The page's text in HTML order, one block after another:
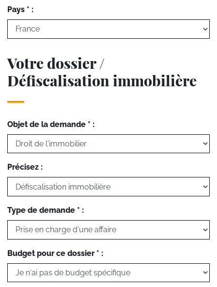
Pays * :
Votre dossier /
Défiscalisation immobilière
Objet de la demande * :
Précisez :
Type de demande * :
Budget pour ce dossier * :